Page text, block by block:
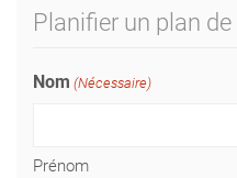
Planifier un plan
Nom (Nécessaire)
Prénom